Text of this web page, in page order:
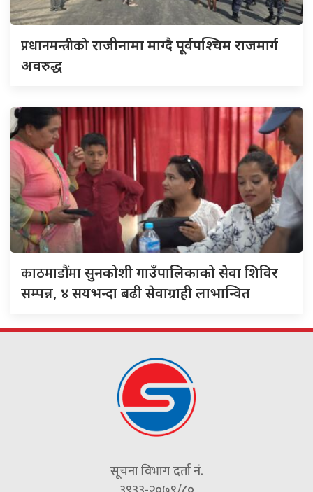
प्रधानमन्त्रीकोराजीनामा माग्दै पूर्वपश्चिम राजमार्ग
अवरुद्ध
काठमाडौंमासुनकोशी गाउँपालिकाको सेवा शिविर
सम्पन्न, ४ सयभन्दा बढी सेवाग्राही लाभान्वित
सूचना विभाग दर्ता नं.